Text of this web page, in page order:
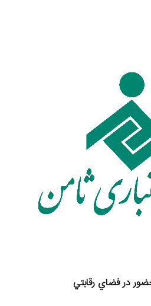
در فضاي رقابتي